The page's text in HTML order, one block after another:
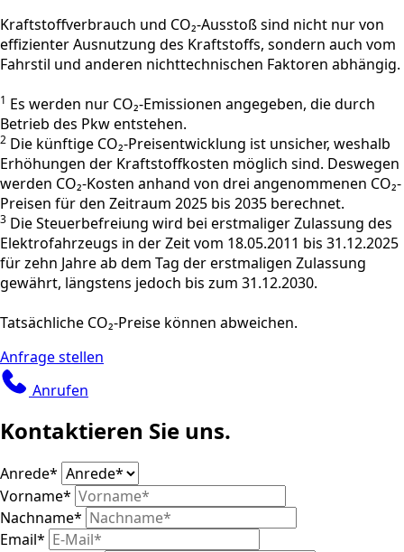
Kraftstoffverbrauch und CO₂-Ausstoß sind nicht nur von
effizienter Ausnutzung des Kraftstoffs, sondern auch vom
Fahrstil und anderen nichttechnischen Faktoren abhängig.
1 Es werden nur CO₂-Emissionen angegeben, die durch
Betrieb des Pkw entstehen.
2 Die künftige CO₂-Preisentwicklung ist unsicher, weshalb
Erhöhungen der Kraftstoffkosten möglich sind. Deswegen
werden CO₂-Kosten anhand von drei angenommenen CO₂-
Preisen für den Zeitraum 2025 bis 2035 berechnet.
3 Die Steuerbefreiung wird bei erstmaliger Zulassung des
Elektrofahrzeugs in der Zeit vom 18.05.2011 bis 31.12.2025
für zehn Jahre ab dem Tag der erstmaligen Zulassung
gewährt, längstens jedoch bis zum 31.12.2030.
Tatsächliche CO₂-Preise können abweichen.
Anfrage stellen
Anrufen
Kontaktieren Sie uns.
Anrede*
Vorname*
Nachname*
Email*